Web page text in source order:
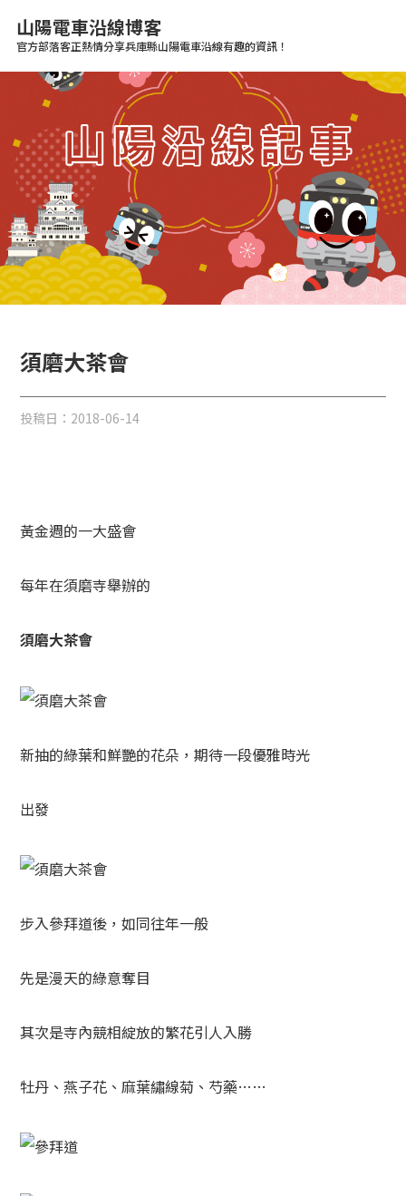
須磨大茶會
投稿日： 2018-06-14
黃金週的一大盛會
每年在須磨寺舉辦的
須磨大茶會
新抽的綠葉和鮮艷的花朵，期待一段優雅時光
出發
步入參拜道後，如同往年一般
先是漫天的綠意奪目
其次是寺內競相綻放的繁花引人入勝
牡丹、燕子花、麻葉繡線菊、芍藥……
山陽電車沿線博客
官方部落客正熱情分享兵庫縣山陽電車沿線有趣的資訊！